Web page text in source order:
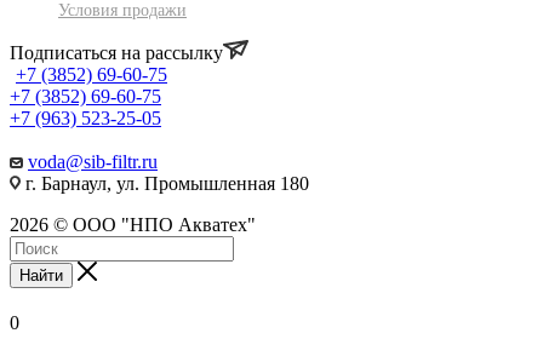
Условия продажи
Подписаться на рассылку
+7 (3852) 69-60-75
+7 (3852) 69-60-75
+7 (963) 523-25-05
voda@sib-filtr.ru
г. Барнаул, ул. Промышленная 180
2026 © ООО "НПО Акватех"
Найти
0